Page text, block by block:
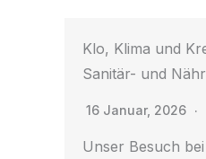
Klo, Klima und
Sanitär- und
16 Januar, 2026
Unser Besuch